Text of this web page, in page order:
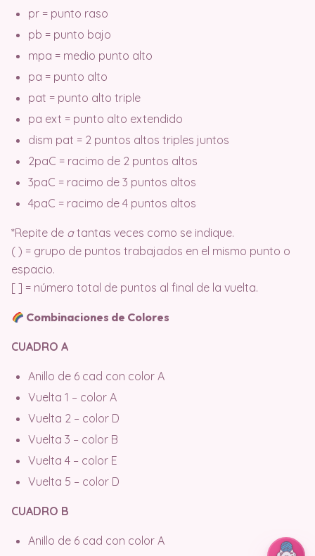
pr = punto raso
pb = punto bajo
mpa = medio punto alto
pa = punto alto
pat = punto alto triple
pa ext = punto alto extendido
dism pat = 2 puntos altos triples juntos
2paC = racimo de 2 puntos altos
3paC = racimo de 3 puntos altos
4paC = racimo de 4 puntos altos
*Repite de atantas veces como se indique.
( ) = grupo de puntos trabajados en el mismo punto o
espacio.
[ ] = número total de puntos al final de la vuelta.
Combinaciones de Colores
CUADRO A
Anillo de 6 cad con color A
Vuelta 1 – color A
Vuelta 2 – color D
Vuelta 3 – color B
Vuelta 4 – color E
Vuelta 5 – color D
CUADRO B
Anillo de 6 cad con color A